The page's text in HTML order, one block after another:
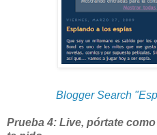
Blogger Search
Prueba 4: Live, pórtate